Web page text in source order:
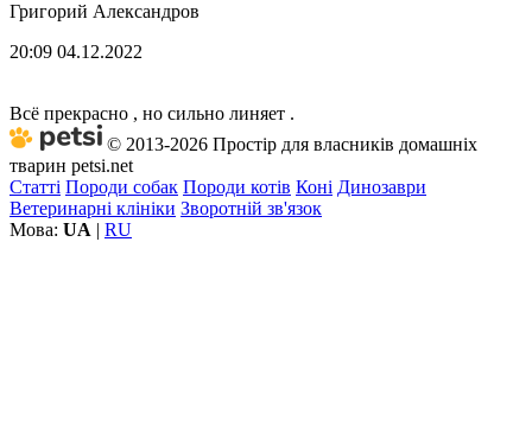
Григорий Александров
20:09 04.12.2022
Всё прекрасно , но сильно линяет .
© 2013-2026 Простір для власників домашніх
тварин petsi.net
Статті Породи собак Породи котів Коні Динозаври
Ветеринарні клініки Зворотній зв'язок
Мова: UA | RU